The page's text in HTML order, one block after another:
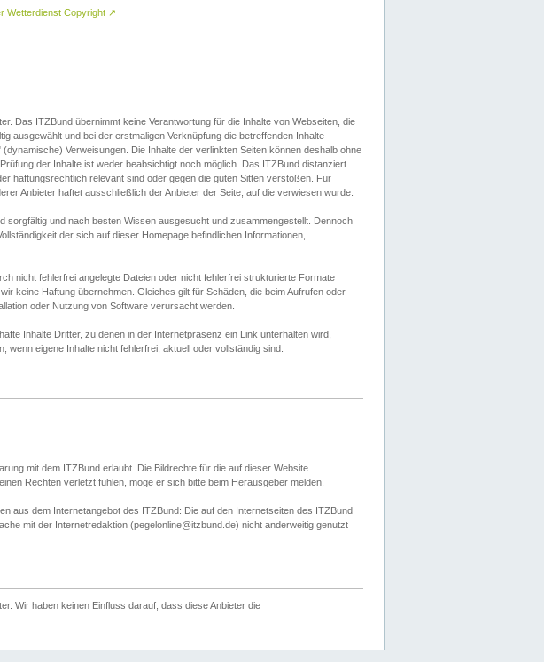
Wetterdienst Copyright ↗
Das ITZBund übernimmt keine Verantwortung für die Inhalte von Webseiten, die
ausgewählt und bei der erstmaligen Verknüpfung die betreffenden Inhalte
Verweisungen. Die Inhalte der verlinkten Seiten können deshalb ohne
der Inhalte ist weder beabsichtigt noch möglich. Das ITZBund distanziert
haftungsrechtlich relevant sind oder gegen die guten Sitten verstoßen. Für
Anbieter haftet ausschließlich der Anbieter der Seite, auf die verwiesen wurde.
sorgfältig und nach besten Wissen ausgesucht und zusammengestellt. Dennoch
der sich auf dieser Homepage befindlichen Informationen,
nicht fehlerfrei angelegte Dateien oder nicht fehlerfrei strukturierte Formate
keine Haftung übernehmen. Gleiches gilt für Schäden, die beim Aufrufen oder
oder Nutzung von Software verursacht werden.
Inhalte Dritter, zu denen in der Internetpräsenz ein Link unterhalten wird,
eigene Inhalte nicht fehlerfrei, aktuell oder vollständig sind.
mit dem ITZBund erlaubt. Die Bildrechte für die auf dieser Website
Rechten verletzt fühlen, möge er sich bitte beim Herausgeber melden.
aus dem Internetangebot des ITZBund: Die auf den Internetseiten des ITZBund
mit der Internetredaktion (pegelonline@itzbund.de) nicht anderweitig genutzt
Wir haben keinen Einfluss darauf, dass diese Anbieter die